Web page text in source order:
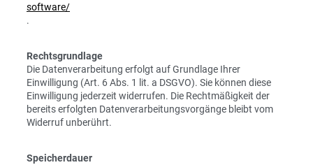
software/
.
Rechtsgrundlage
Die Datenverarbeitung erfolgt auf Grundlage Ihrer
Einwilligung (Art. 6 Abs. 1 lit. a DSGVO). Sie können diese
Einwilligung jederzeit widerrufen. Die Rechtmäßigkeit der
bereits erfolgten Datenverarbeitungsvorgänge bleibt vom
Widerruf unberührt.
Speicherdauer